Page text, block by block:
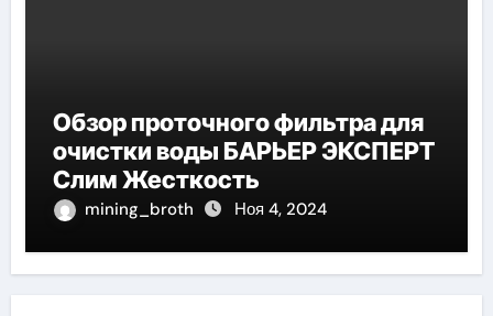
Обзор проточного фильтра для
очистки воды БАРЬЕР ЭКСПЕРТ
Слим Жесткость
mining_broth Ноя 4, 2024